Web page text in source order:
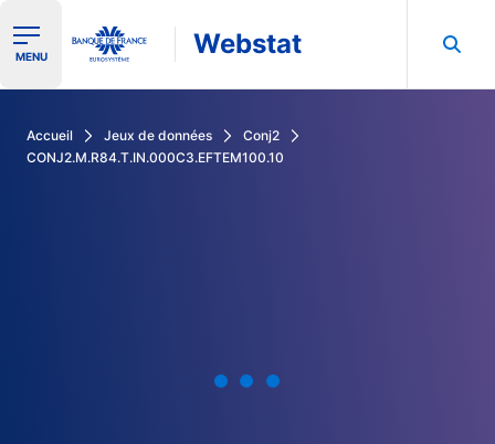
Ouvrir le menu de navigation
MENU Webstat
Accueil Jeux de données
Conj2
CONJ2.M.R84.T.IN.000C3.EFTEM100.10